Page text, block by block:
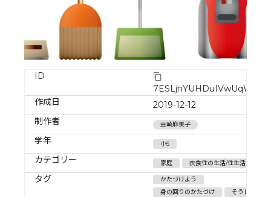
ID
7ESLjnYUHDuIVwUqWoQn
作成日
2019-12-12
制作者
金崎麻美子
学年 小5
カテゴリー 家庭 衣食住の生活/住生活
タグ
かたづけよう
身の回りのかたづけ
そうじ